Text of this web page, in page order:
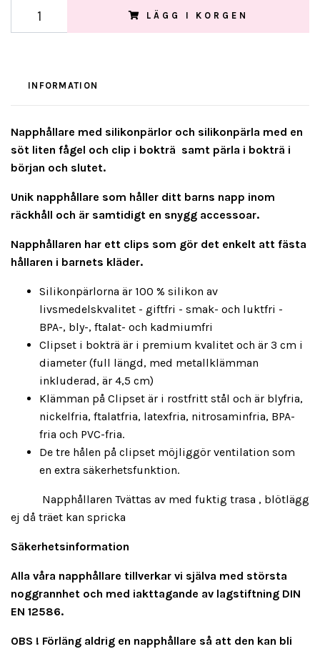
LÄGG I KORGEN
INFORMATION
Napphållare med silikonpärlor och silikonpärla med en
söt liten fågel och clip i bokträ samt pärla i bokträ i
början och slutet.
Unik napphållare som håller ditt barns napp inom
räckhåll och är samtidigt en snygg accessoar.
Napphållaren har ett clips som gör det enkelt att fästa
hållaren i barnets kläder.
Silikonpärlorna är 100 % silikon av
livsmedelskvalitet - giftfri - smak- och luktfri -
BPA-, bly-, ftalat- och kadmiumfri
Clipset i bokträ är i premium kvalitet och är 3 cm i
diameter (full längd, med metallklämman
inkluderad, är 4,5 cm)
Klämman på Clipset är i rostfritt stål och är blyfria,
nickelfria, ftalatfria, latexfria, nitrosaminfria, BPA-
fria och PVC-fria.
De tre hålen på clipset möjliggör ventilation som
en extra säkerhetsfunktion.
Napphållaren Tvättas av med fuktig trasa , blötlägg
ej då träet kan spricka
Säkerhetsinformation
Alla våra napphållare tillverkar vi själva med största
noggrannhet och med iakttagande av lagstiftning DIN
EN 12586.
OBS ! Förläng aldrig en napphållare så att den kan bli